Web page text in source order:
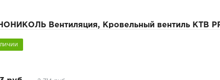
Вентиляция, Кровельный вентиль КТВ